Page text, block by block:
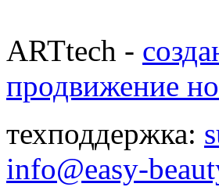
ARTtech -
продвижение
техподдержка:
info@easy-